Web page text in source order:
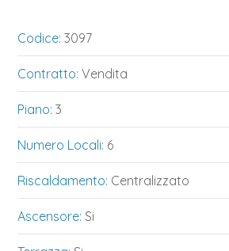
Codice: 3097
Contratto: Vendita
Piano: 3
Numero Locali: 6
Riscaldamento: Centralizzato
Ascensore: Si